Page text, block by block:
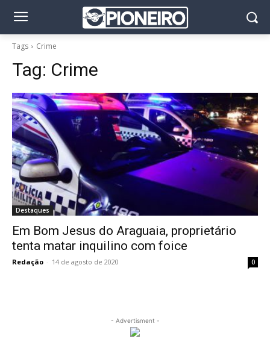
Tags Crime
Tag: Crime
Destaques
Em Bom Jesus do Araguaia, proprietário
tenta matar inquilino com foice
Redação - 14 de agosto de 2020 0
- Advertisment -